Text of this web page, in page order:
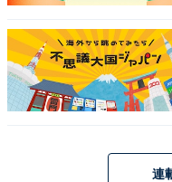
連